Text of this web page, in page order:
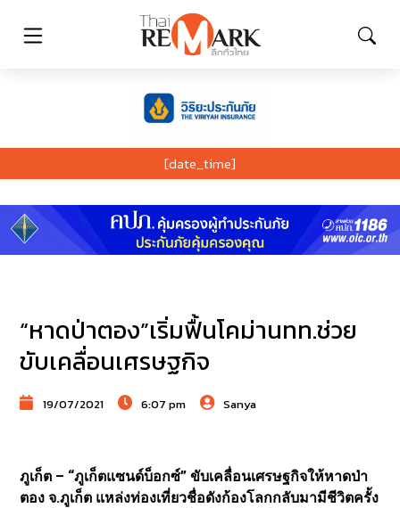
[date_time]
“หาดป่าตอง”เริ่มฟื้นโคม่านทท.ช่วย
ขับเคลื่อนเศรษฐกิจ
19/07/2021 6:07 pm Sanya
ภูเก็ต – “ภูเก็ตแซนด์บ็อกซ์” ขับเคลื่อนเศรษฐกิจให้หาดป่า
ตอง จ.ภูเก็ต แหล่งท่องเที่ยวชื่อดังก้องโลกกลับมามีชีวิตครั้ง